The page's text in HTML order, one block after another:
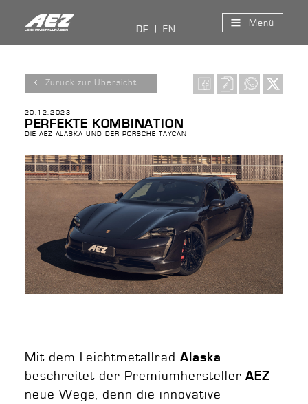
DE EN
Menü
Zurück zur Übersicht
20.12.2023
PERFEKTE KOMBINATION
DIE AEZ ALASKA UND DER PORSCHE TAYCAN
Mit dem Leichtmetallrad Alaska
beschreitet der Premiumhersteller AEZ
neue Wege, denn die innovative